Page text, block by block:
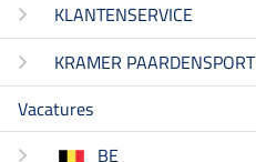
KLANTENSERVICE
KRAMER PAARDENSPORT
Vacatures
BE